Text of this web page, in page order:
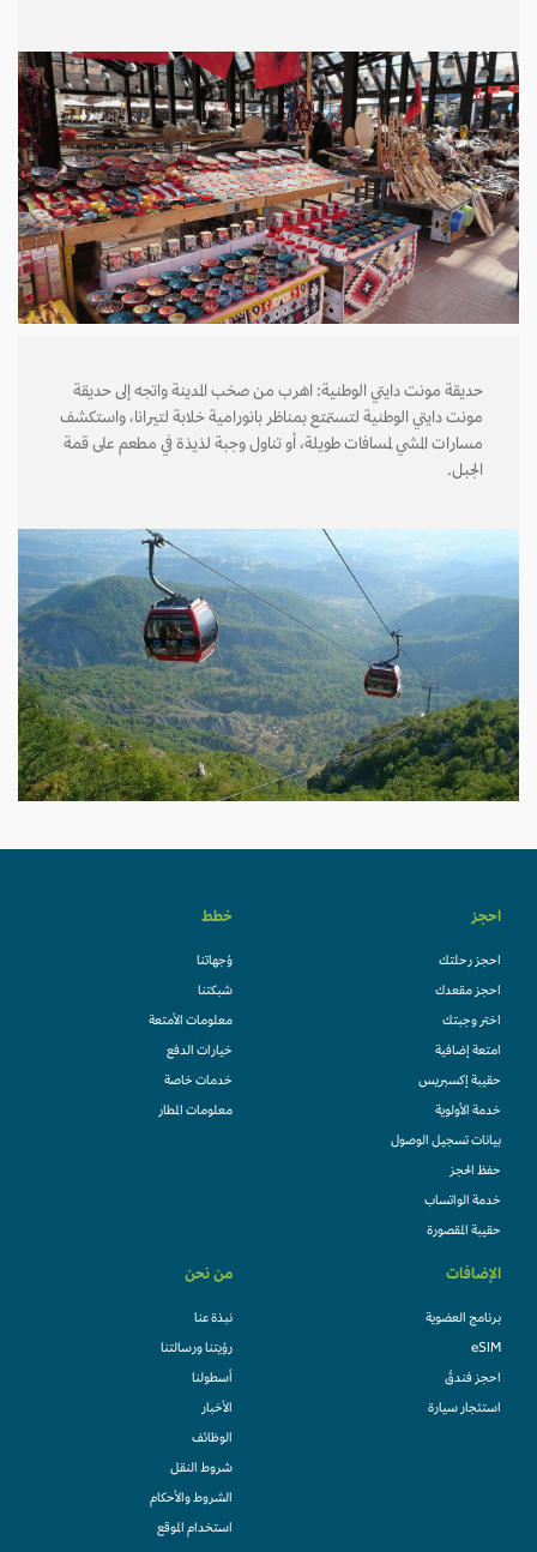
حديقة مونت دايتي الوطنية: اهرب من صخب المدينة واتجه إلى حديقة
مونت دايتي الوطنية لتستمتع بمناظر بانورامية خلابة لتيرانا، واستكشف
مسارات المشي لمسافات طويلة، أو تناول وجبة لذيذة في مطعم على قمة
الجبل.
احجز
احجز رحلتك
احجز مقعدك
اختر وجبتك
امتعة إضافية
حقيبة إكسبريس
خدمة الأولوية
بيانات تسجيل الوصول
حفظ الحجز
خدمة الواتساب
حقيبة المقصورة
خطط
وُجهاتنا
شبكتنا
معلومات الأمتعة
خيارات الدفع
خدمات خاصة
معلومات المطار
الإضافات
برنامج العضوية
eSIM
احجز فندقً
استئجار سيارة
من نحن
نبذة عنا
رؤيتنا ورسالتنا
أسطولنا
الأخبار
الوظائف
شروط النقل
الشروط والأحكام
استخدام الموقع